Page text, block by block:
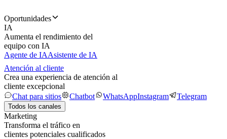
Oportunidades
IA
Aumenta el rendimiento del
equipo con IA
Agente de IAAsistente de IA
Atención al cliente
Crea una experiencia de atención al
cliente excepcional
Chat para sitios
Chatbot WhatsAppInstagram Telegram
Todos los canales
Marketing
Transforma el tráfico en
clientes potenciales cualificados